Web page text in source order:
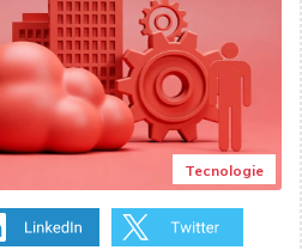
Tecnologie